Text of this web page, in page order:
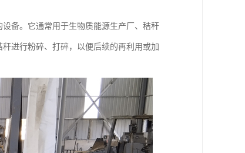
备。它通常用于生物质能源生产厂、秸秆
进行粉碎、打碎，以便后续的再利用或加